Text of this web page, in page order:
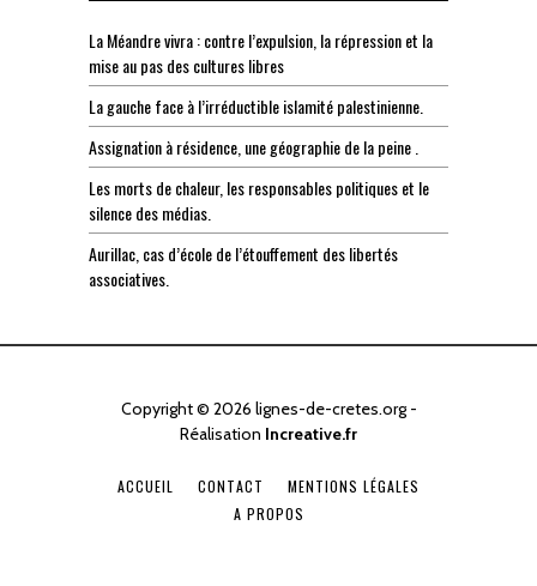
La Méandre vivra : contre l’expulsion, la répression et la
mise au pas des cultures libres
La gauche face à l’irréductible islamité palestinienne.
Assignation à résidence, une géographie de la peine .
Les morts de chaleur, les responsables politiques et le
silence des médias.
Aurillac, cas d’école de l’étouffement des libertés
associatives.
Copyright © 2026 lignes-de-cretes.org -
Réalisation Increative.fr
ACCUEIL CONTACT
MENTIONS LÉGALES
A PROPOS